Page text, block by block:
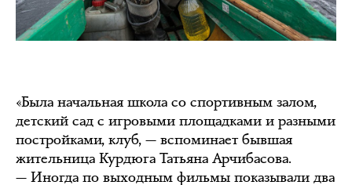
«Была начальная школа со спортивным залом,
детский сад с игровыми площадками и разными
постройками, клуб, — вспоминает бывшая
жительница Курдюга Татьяна Арчибасова.
— Иногда по выходным фильмы показывали два